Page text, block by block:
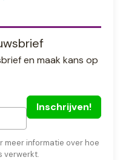
en maak kans op
meer informatie over hoe
verwerkt.